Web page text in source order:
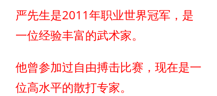
严先生是2011年职业世界冠军，是
一位经验丰富的武术家。
他曾参加过自由搏击比赛，现在是一
位高水平的散打专家。